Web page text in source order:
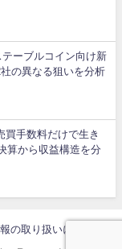
ーブルコイン向け新
の異なる狙いを分析
買手数料だけで生き
算から収益構造を分
の取り扱いについて